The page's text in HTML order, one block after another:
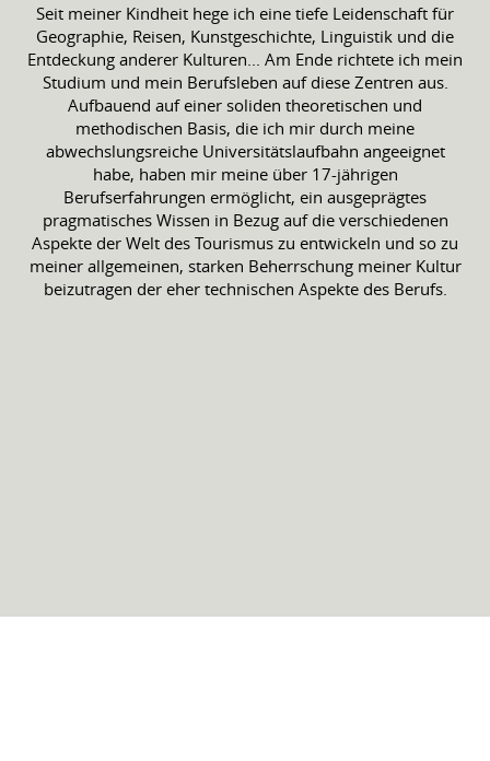
Seit meiner Kindheit hege ich eine tiefe Leidenschaft für
Geographie, Reisen, Kunstgeschichte, Linguistik und die
Entdeckung anderer Kulturen... Am Ende richtete ich mein
Studium und mein Berufsleben auf diese Zentren aus.
Aufbauend auf einer soliden theoretischen und
methodischen Basis, die ich mir durch meine
abwechslungsreiche Universitätslaufbahn angeeignet
habe, haben mir meine über 17-jährigen
Berufserfahrungen ermöglicht, ein ausgeprägtes
pragmatisches Wissen in Bezug auf die verschiedenen
Aspekte der Welt des Tourismus zu entwickeln und so zu
meiner allgemeinen, starken Beherrschung meiner Kultur
beizutragen der eher technischen Aspekte des Berufs.